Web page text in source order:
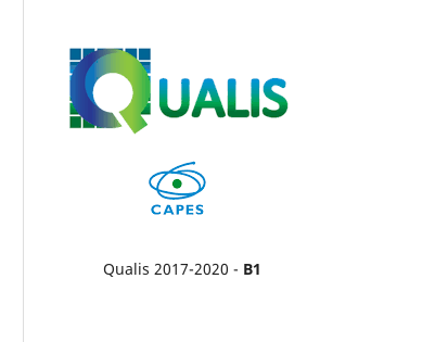
Qualis 2017-2020 - B1